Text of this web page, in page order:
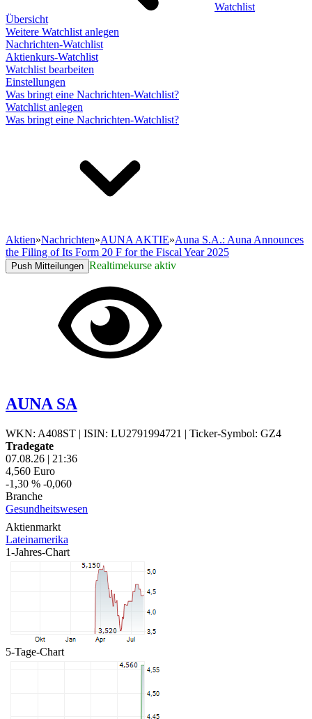
Watchlist
Übersicht
Weitere Watchlist anlegen
Nachrichten-Watchlist
Aktienkurs-Watchlist
Watchlist bearbeiten
Einstellungen
Was bringt eine Nachrichten-Watchlist?
Watchlist anlegen
Was bringt eine Nachrichten-Watchlist?
Aktien»Nachrichten»AUNA AKTIE»Auna S.A.: Auna Announces
the Filing of Its Form 20 F for the Fiscal Year 2025
Push Mitteilungen Realtimekurse aktiv
AUNA SA
WKN: A408ST | ISIN: LU2791994721 | Ticker-Symbol: GZ4
Tradegate
07.08.26 | 21:36
4,560 Euro
-1,30 % -0,060
Branche
Gesundheitswesen
Aktienmarkt
Lateinamerika
1-Jahres-Chart
5-Tage-Chart